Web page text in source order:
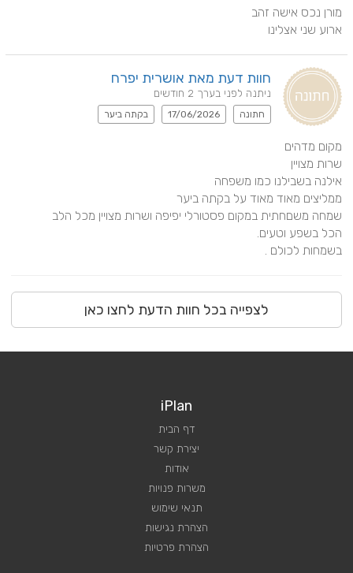
ארוע שני אצלינו
חוות דעת מאת אושרית יפרח
ניתנה לפני בערך 2 חודשים
חתונה 17/06/2026 בקתה ביער
בשמחות לכולם .
לצפייה בכל חוות הדעת לחצו כאן
iPlan
דף הבית
יצירת קשר
אודות
משרות פנויות
תנאי שימוש
הצהרת נגישות
הצהרת פרטיות